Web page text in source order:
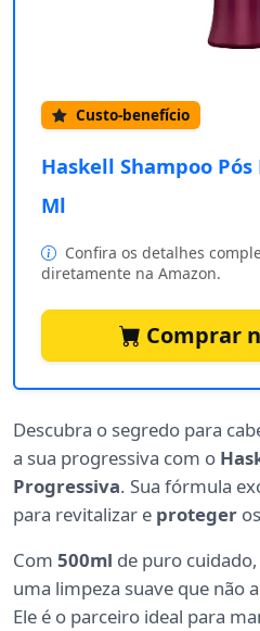
Custo-benefício
Haskell Shampoo
Ml
Confira os detalhes
diretamente na Amazon.
Comprar
Descubra o segredo para
a sua progressiva com o
Progressiva. Sua fórmula
para revitalizar e proteger
Com 500ml de puro
uma limpeza suave que não
Ele é o parceiro ideal para